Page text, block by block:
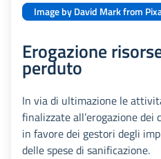
Image by David Mark from
Erogazione
perduto
In via di ultimazione le
finalizzate all’erogazione
in favore dei gestori degli
delle spese di sanificazione.